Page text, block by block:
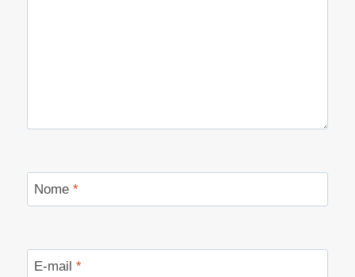
Nome *
E-mail *